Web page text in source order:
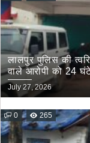
लालपुर पुलिस की
वाले आरोपी को 24
July 27, 2026
0 265